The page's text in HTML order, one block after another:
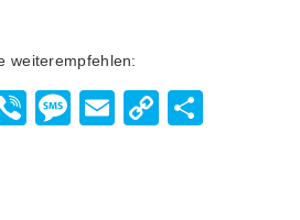
weiterempfehlen:
ViberMessage
EmailCopy